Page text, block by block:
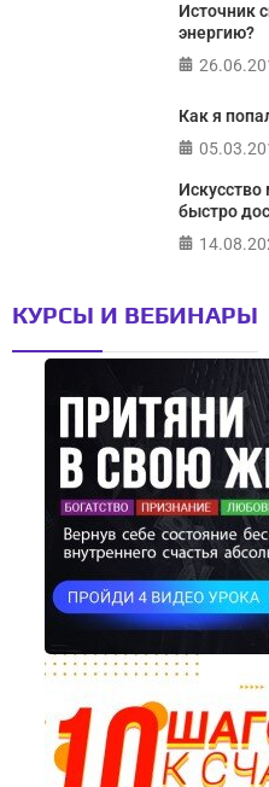
Источник
энергию?
Как я
быстро
КУРСЫ И ВЕБИНАРЫ